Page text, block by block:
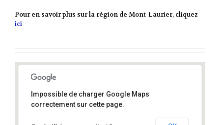
Pour en savoir plus sur la région de Mont-Laurier, cliquez
ici
Mont-Laurier Québec
Impossible de charger Google Maps
correctement sur cette page.